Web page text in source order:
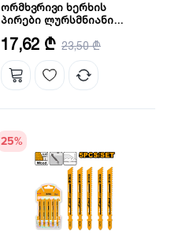
ორმხვრივი ხერხის
პირები ლურსმნიანი
(RSB1111DF) INGCO
რაოდენობა: 5 ც
17,62 ₾ 23,50 ₾
25%